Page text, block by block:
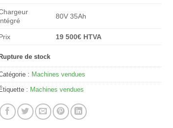
80V 35Ah
19 500€ HTVA
de stock
: Machines vendues
Étiquette : Machines vendues